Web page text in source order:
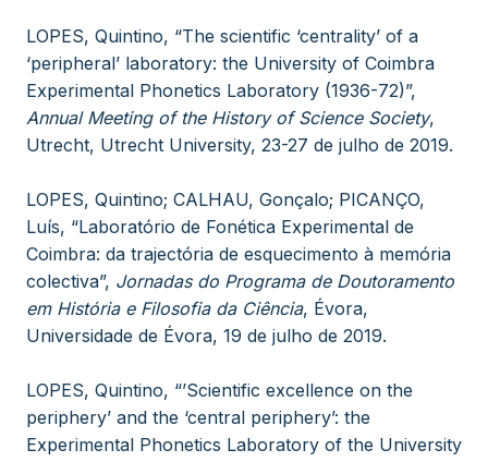
LOPES, Quintino, “The scientific ‘centrality’ of a
‘peripheral’ laboratory: the University of Coimbra
Experimental Phonetics Laboratory (1936-72)”,
Annual Meeting of the History of Science Society,
Utrecht, Utrecht University, 23-27 de julho de 2019.
LOPES, Quintino; CALHAU, Gonçalo; PICANÇO,
Luís, “Laboratório de Fonética Experimental de
Coimbra: da trajectória de esquecimento à memória
colectiva”, Jornadas do Programa de Doutoramento
em História e Filosofia da Ciência, Évora,
Universidade de Évora, 19 de julho de 2019.
LOPES, Quintino, “’Scientific excellence on the
periphery’ and the ‘central periphery’: the
Experimental Phonetics Laboratory of the University